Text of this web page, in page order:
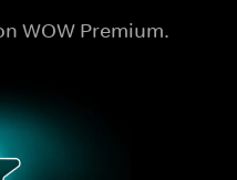
WOW Premium.